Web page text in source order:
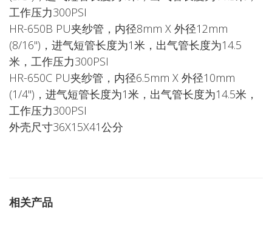
工作压力300PSI
HR-650B PU夹纱管，内径8mm X 外径12mm
(8/16")，进气短管长度为1米，出气管长度为14.5
米，工作压力300PSI
HR-650C PU夹纱管，内径6.5mm X 外径10mm
(1/4")，进气短管长度为1米，出气管长度为14.5米，
工作压力300PSI
外壳尺寸36X15X41公分
相关产品